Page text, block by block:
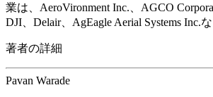
業は、AeroVironment Inc.、AGCO
DJI、Delair、AgEagle Aerial Systems Inc.
著者の詳細
Pavan Warade